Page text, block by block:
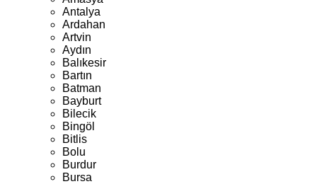
Antalya
Ardahan
Artvin
Aydın
Balıkesir
Bartın
Batman
Bayburt
Bilecik
Bingöl
Bitlis
Bolu
Burdur
Bursa